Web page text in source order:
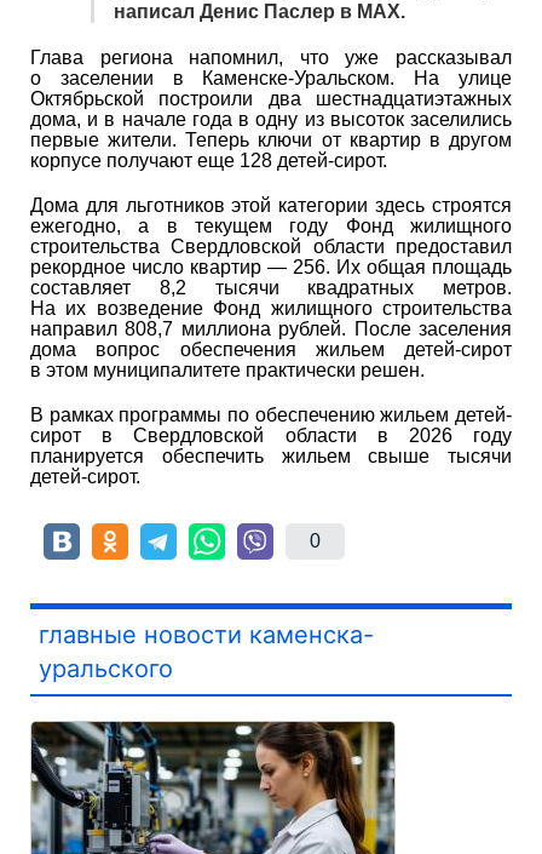
написал Денис Паслер в MAX.
Глава региона напомнил, что уже рассказывал
о заселении в Каменске-Уральском. На улице
Октябрьской построили два шестнадцатиэтажных
дома, и в начале года в одну из высоток заселились
первые жители. Теперь ключи от квартир в другом
корпусе получают еще 128 детей-сирот.
Дома для льготников этой категории здесь строятся
ежегодно, а в текущем году Фонд жилищного
строительства Свердловской области предоставил
рекордное число квартир — 256. Их общая площадь
составляет 8,2 тысячи квадратных метров.
На их возведение Фонд жилищного строительства
направил 808,7 миллиона рублей. После заселения
дома вопрос обеспечения жильем детей-сирот
в этом муниципалитете практически решен.
В рамках программы по обеспечению жильем детей-
сирот в Свердловской области в 2026 году
планируется обеспечить жильем свыше тысячи
детей-сирот.
0
главные новости каменска-
уральского